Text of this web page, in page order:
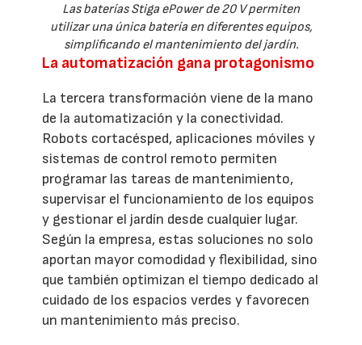
Las baterías Stiga ePower de 20 V permiten
utilizar una única batería en diferentes equipos,
simplificando el mantenimiento del jardín.
La automatización gana protagonismo
La tercera transformación viene de la mano
de la automatización y la conectividad.
Robots cortacésped, aplicaciones móviles y
sistemas de control remoto permiten
programar las tareas de mantenimiento,
supervisar el funcionamiento de los equipos
y gestionar el jardín desde cualquier lugar.
Según la empresa, estas soluciones no solo
aportan mayor comodidad y flexibilidad, sino
que también optimizan el tiempo dedicado al
cuidado de los espacios verdes y favorecen
un mantenimiento más preciso.